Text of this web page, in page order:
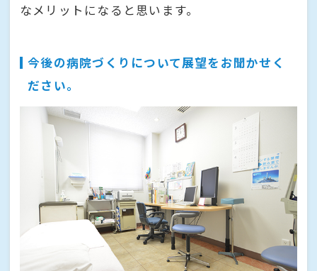
なメリットになると思います。
今後の病院づくりについて展望をお聞かせく
ださい。